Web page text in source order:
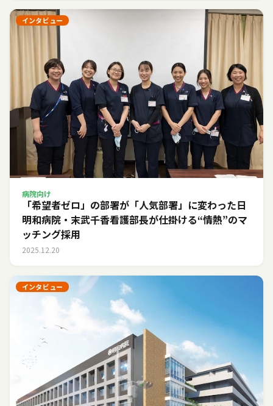
インタビュー
病院向け
「希望者ゼロ」の部署が「人気部署」に変わった日――
明和病院・末武千香看護部長が仕掛ける“情熱”のマ
ッチング採用
2025.12.20
インタビュー